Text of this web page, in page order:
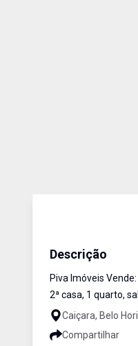
Descrição
Piva Imóveis
2ª casa, 1 quarto,
Caiçara, Belo
Compartilhar